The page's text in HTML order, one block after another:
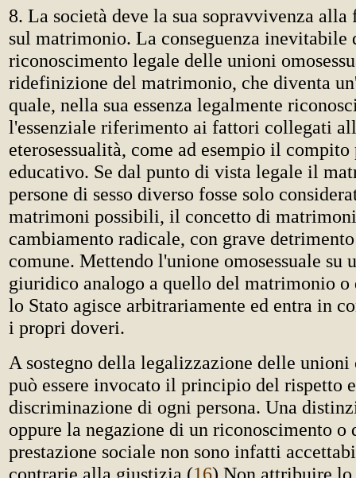
8. La società deve la sua sopravvivenza
sul matrimonio. La conseguenza inevitabile
riconoscimento legale delle unioni
ridefinizione del matrimonio, che diventa
quale, nella sua essenza legalmente
l'essenziale riferimento ai fattori collegati
eterosessualità, come ad esempio il
educativo. Se dal punto di vista legale il
persone di sesso diverso fosse solo
matrimoni possibili, il concetto di
cambiamento radicale, con grave
comune. Mettendo l'unione omosessuale su
giuridico analogo a quello del matrimonio
lo Stato agisce arbitrariamente ed entra in
i propri doveri.
A sostegno della legalizzazione delle unioni
può essere invocato il principio del rispetto
discriminazione di ogni persona. Una
oppure la negazione di un riconoscimento o
prestazione sociale non sono infatti
contrarie alla giustizia.(16) Non attribuire lo